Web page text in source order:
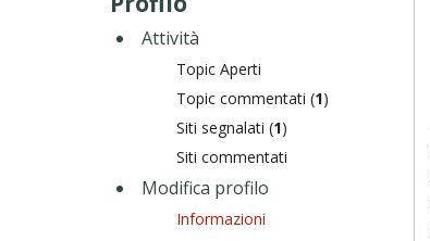
Attività
Topic Aperti
Topic commentati (1)
Siti segnalati (1)
Siti commentati
Modifica profilo
Informazioni